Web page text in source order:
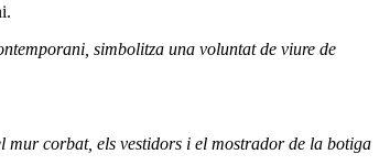
simbolitza una voluntat de viure de
corbat, els vestidors i el mostrador de la botiga